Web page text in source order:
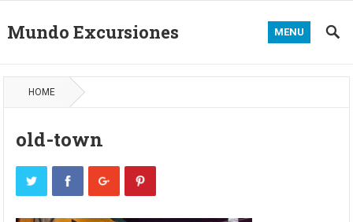
Mundo Excursiones MENU
HOME
old-town